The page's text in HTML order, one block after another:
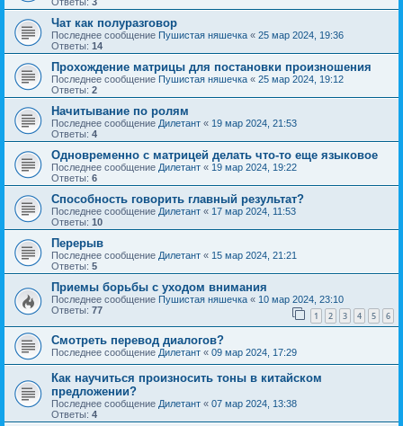
Чат как полуразговор
Последнее сообщение Пушистая няшечка « 25 мар 2024, 19:36
Ответы: 14
Прохождение матрицы для постановки произношения
Последнее сообщение Пушистая няшечка « 25 мар 2024, 19:12
Ответы: 2
Начитывание по ролям
Последнее сообщение Дилетант « 19 мар 2024, 21:53
Ответы: 4
Одновременно с матрицей делать что-то еще языковое
Последнее сообщение Дилетант « 19 мар 2024, 19:22
Ответы: 6
Способность говорить главный результат?
Последнее сообщение Дилетант « 17 мар 2024, 11:53
Ответы: 10
Перерыв
Последнее сообщение Дилетант « 15 мар 2024, 21:21
Ответы: 5
Приемы борьбы с уходом внимания
Последнее сообщение Пушистая няшечка « 10 мар 2024, 23:10
Ответы: 77 1 2 3 4 5 6
Смотреть перевод диалогов?
Последнее сообщение Дилетант « 09 мар 2024, 17:29
Как научиться произносить тоны в китайском
предложении?
Последнее сообщение Дилетант « 07 мар 2024, 13:38
Ответы: 4